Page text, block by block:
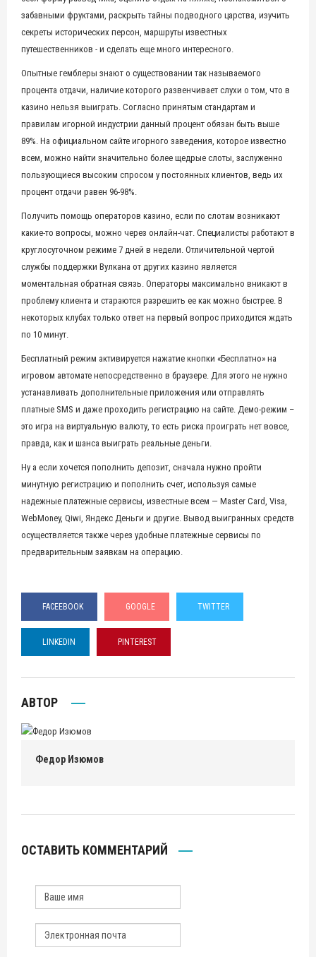
забавными фруктами, раскрыть тайны подводного царства, изучить
секреты исторических персон, маршруты известных
путешественников - и сделать еще много интересного.
Опытные гемблеры знают о существовании так называемого
процента отдачи, наличие которого развенчивает слухи о том, что в
казино нельзя выиграть. Согласно принятым стандартам и
правилам игорной индустрии данный процент обязан быть выше
89%. На официальном сайте игорного заведения, которое известно
всем, можно найти значительно более щедрые слоты, заслуженно
пользующиеся высоким спросом у постоянных клиентов, ведь их
процент отдачи равен 96-98%.
Получить помощь операторов казино, если по слотам возникают
какие-то вопросы, можно через онлайн-чат. Специалисты работают в
круглосуточном режиме 7 дней в недели. Отличительной чертой
службы поддержки Вулкана от других казино является
моментальная обратная связь. Операторы максимально вникают в
проблему клиента и стараются разрешить ее как можно быстрее. В
некоторых клубах только ответ на первый вопрос приходится ждать
по 10 минут.
Бесплатный режим активируется нажатие кнопки «Бесплатно» на
игровом автомате непосредственно в браузере. Для этого не нужно
устанавливать дополнительные приложения или отправлять
платные SMS и даже проходить регистрацию на сайте. Демо-режим –
это игра на виртуальную валюту, то есть риска проиграть нет вовсе,
правда, как и шанса выиграть реальные деньги.
Ну а если хочется пополнить депозит, сначала нужно пройти
минутную регистрацию и пополнить счет, используя самые
надежные платежные сервисы, известные всем — Master Card, Visa,
WebMoney, Qiwi, Яндекс Деньги и другие. Вывод выигранных средств
осуществляется также через удобные платежные сервисы по
предварительным заявкам на операцию.
FACEEBOOK GOOGLE TWITTER
LINKEDIN PINTEREST
АВТОР
Федор Изюмов
ОСТАВИТЬ КОММЕНТАРИЙ